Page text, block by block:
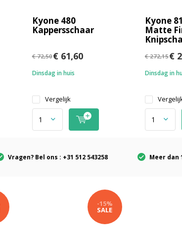
Kyone 480
Kappersschaar
€ 72,50€ 61,60
Dinsdag in huis
Vergelijk
Kyone
Matte
€ 272,15€
Dinsdag in
Vragen? Bel ons : +31 512 543258 Meer dan
-15%
SALE